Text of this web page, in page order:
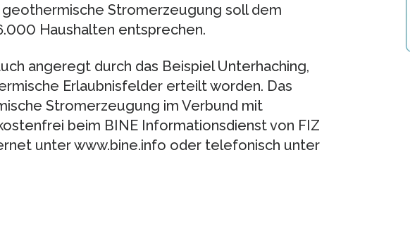
Stromerzeugung soll dem
Haushalten entsprechen.
angeregt durch das Beispiel Unterhaching,
Erlaubnisfelder erteilt worden. Das
Stromerzeugung im Verbund mit
beim BINE Informationsdienst von FIZ
unter www.bine.info oder telefonisch unter